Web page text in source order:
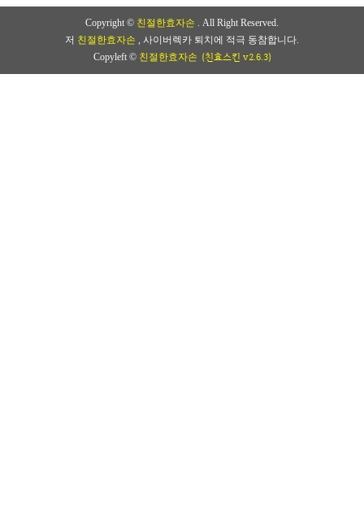
Copyright © 친절한효자손 . All Right Reserved.
저 친절한효자손 , 사이버렉카 퇴치에 적극 동참합니다.
Copyleft © 친절한효자손 (친효스킨 v2.6.3)